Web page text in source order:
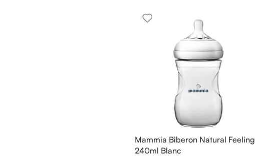
Mammia Biberon Natural Feeling
240ml Blanc